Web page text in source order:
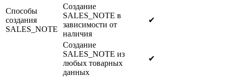
Способы
создания
SALES_NOTE
Создание
SALES_NOTE в
зависимости от
наличия
✔
Создание
SALES_NOTE из
любых товарных
данных
✔